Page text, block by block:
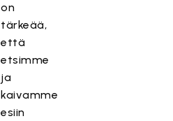
on
tärkeää,
että
etsimme
ja
kaivamme
esiin